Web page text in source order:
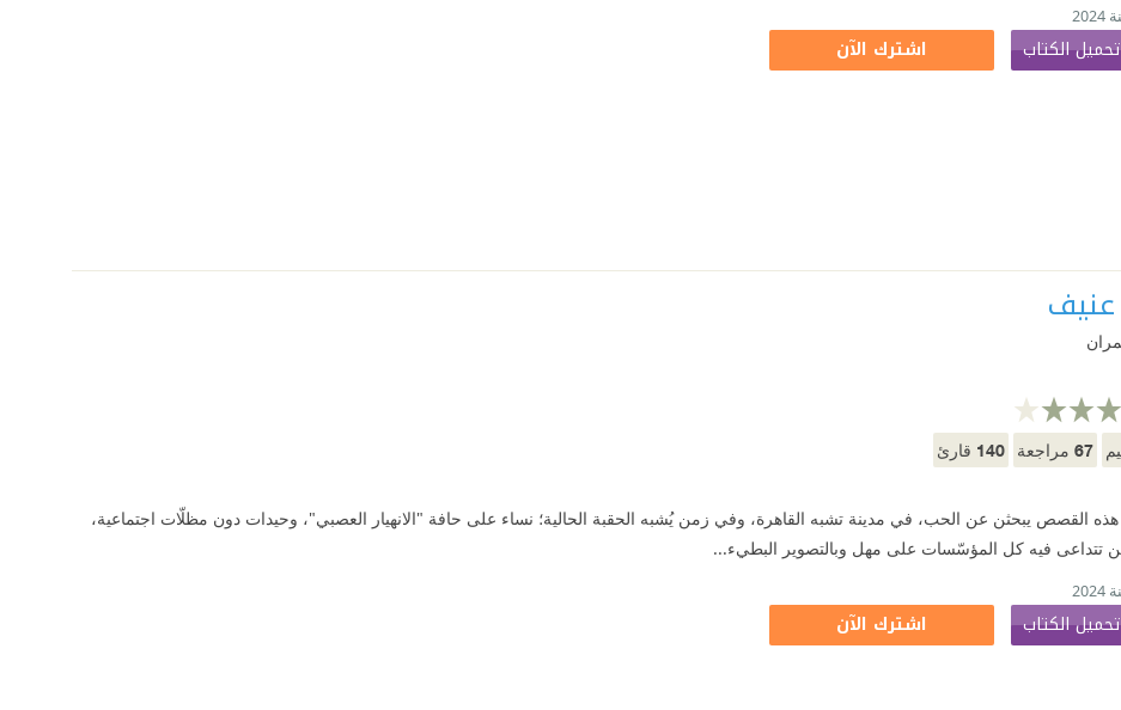
الكتاب اشترك الآن
67 مراجعة 140 قارئ
القصص يبحثن عن الحب، في مدينة تشبه القاهرة، وفي زمن يُشبه الحقبة الحالية؛ نساء على حافة "الانهيار العصبي"، وحيدات دون مظلّات اجتماعية،
تتداعى فيه كل المؤسّسات على مهل وبالتصوير البطيء...
الكتاب اشترك الآن